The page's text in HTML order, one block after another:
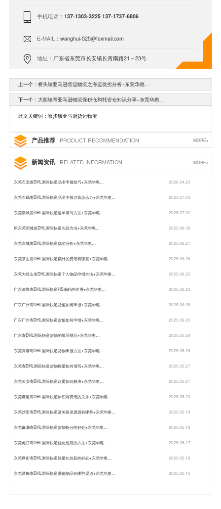
手机电话：137-1303-3225 137-1737-6806
E-MAIL：wanghui-525@foxmail.com
地址： 广东省东莞市长安镇长青南路21－23号
上一个： 桥头镇亚马逊货运物流之海运优劣分析+东莞华惠…
下一个： 大朗镇寄亚马逊物流保税仓和托管仓知识分享+东莞华惠…
此文关键词：寮步镇亚马逊货运物流
产品推荐 PRODUCT RECOMMENDATION MORE+
新闻资讯 RELATED INFORMATION MORE+
东莞石龙发DHL国际快递品名申报技巧+东莞华惠… 2026.04.23
东莞石碣发DHL国际快递品名申报过高怎么办+东莞华惠… 2025.07.03
东莞南城发DHL国际快递运单填写方法+东莞华惠… 2025.07.02
用东莞莞城发DHL国际快递包装方法+东莞华惠… 2025.06.30
东莞东城发DHL国际快递优劣分析+东莞华惠… 2025.06.27
东莞茶山发DHL国际快递额外的费用有哪些+东莞华惠… 2025.06.26
东莞大岭山发DHL国际快递个人物品申报方法+东莞华惠… 2025.06.25
广东深圳寄DHL国际快递HS编码的作用+东莞华惠… 2025.06.23
广东广州寄DHL国际快递货值如何申报+东莞华惠… 2025.06.09
广东广州寄DHL国际快递货值如何申报+东莞华惠… 2025.06.05
广东寄DHL国际快递货物的填写规范+东莞华惠… 2025.05.29
东莞高埗寄DHL国际快递货物申报方法+东莞华惠… 2025.05.28
东莞寄DHL国际快递货物数量如何填写+东莞华惠… 2025.05.27
东莞长安寄DHL国际快递超重如何解决+东莞华惠… 2025.05.21
东莞塘厦寄DHL国际快递体积与费用的关系+东莞华惠… 2025.05.20
东莞沙田寄DHL国际快递清关延误原因有哪些+东莞华惠… 2025.05.19
东莞麻涌寄DHL国际快递货物拆分的好处+东莞华惠… 2025.05.18
东莞虎门寄DHL国际快递优化包装的方法+东莞华惠… 2025.05.17
东莞厚街寄DHL国际快递轻量化包装的好处+东莞华惠… 2025.05.16
东莞洪梅寄DHL国际快递带磁物品有哪些渠道+东莞华惠… 2025.05.15